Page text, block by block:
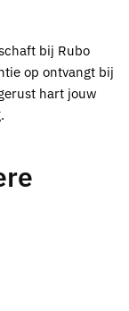
bij Rubo
op ontvangt bij
hart jouw
.